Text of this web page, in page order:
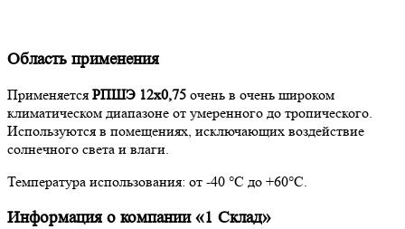
Область применения
Применяется РПШЭ 12х0,75 очень в очень широком
климатическом диапазоне от умеренного до тропического.
Используются в помещениях, исключающих воздействие
солнечного света и влаги.
Температура использования: от -40 °С до +60°С.
Информация о компании «1 Склад»